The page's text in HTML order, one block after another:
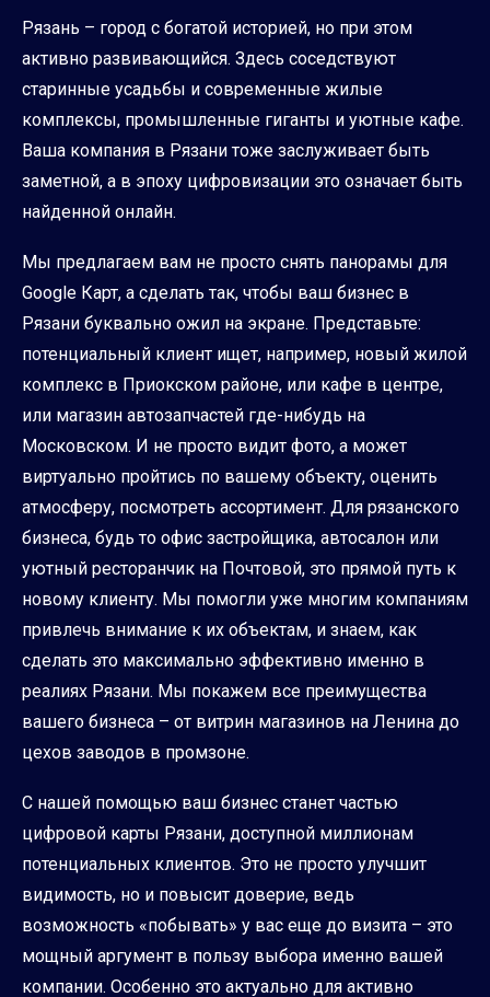
Рязань – город с богатой историей, но при этом
активно развивающийся. Здесь соседствуют
старинные усадьбы и современные жилые
комплексы, промышленные гиганты и уютные кафе.
Ваша компания в Рязани тоже заслуживает быть
заметной, а в эпоху цифровизации это означает быть
найденной онлайн.
Мы предлагаем вам не просто снять панорамы для
Google Карт, а сделать так, чтобы ваш бизнес в
Рязани буквально ожил на экране. Представьте:
потенциальный клиент ищет, например, новый жилой
комплекс в Приокском районе, или кафе в центре,
или магазин автозапчастей где-нибудь на
Московском. И не просто видит фото, а может
виртуально пройтись по вашему объекту, оценить
атмосферу, посмотреть ассортимент. Для рязанского
бизнеса, будь то офис застройщика, автосалон или
уютный ресторанчик на Почтовой, это прямой путь к
новому клиенту. Мы помогли уже многим компаниям
привлечь внимание к их объектам, и знаем, как
сделать это максимально эффективно именно в
реалиях Рязани. Мы покажем все преимущества
вашего бизнеса – от витрин магазинов на Ленина до
цехов заводов в промзоне.
С нашей помощью ваш бизнес станет частью
цифровой карты Рязани, доступной миллионам
потенциальных клиентов. Это не просто улучшит
видимость, но и повысит доверие, ведь
возможность «побывать» у вас еще до визита – это
мощный аргумент в пользу выбора именно вашей
компании. Особенно это актуально для активно